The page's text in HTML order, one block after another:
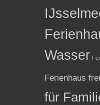
Wasser
Ferienhaus frei
für